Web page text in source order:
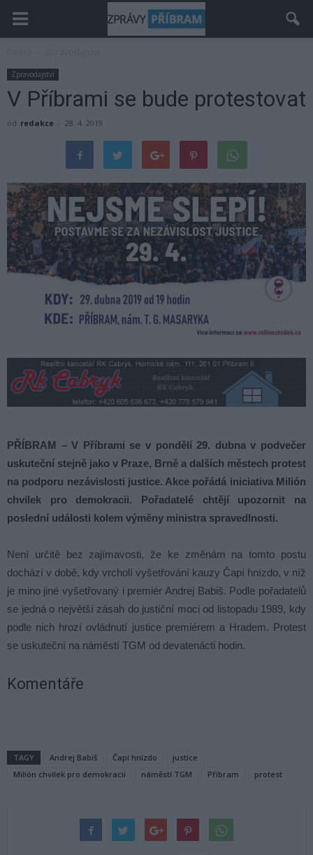
Zpravodajství
V Příbrami se bude protestovat
od redakce - 28. 4. 2019
PŘÍBRAM – V Příbrami se v pondělí 29. dubna v podvečer
uskuteční stejně jako v Praze, Brně a dalších městech protest
na podporu nezávislosti justice. Akce pořádá iniciativa Milión
chvilek pro demokracii. Pořadatelé chtějí upozornit na
poslední události kolem výměny ministra spravedlnosti.
Není určitě bez zajímavosti, že ke změnám na tomto postu
dochází v době, kdy vrcholí vyšetřování kauzy Čapí hnízdo, v níž
je mino jiné vyšetřovaný i premiér Andrej Babiš. Podle pořadatelů
se jedná o největší zásah do justiční moci od listopadu 1989, kdy
podle nich hrozí ovládnutí justice premiérem a Hradem. Protest
se uskuteční na náměstí TGM od devatenácti hodin.
Komentáře
TAGY Andrej Babiš Čapí hnízdo
justice
Milión chvilek pro demokracii
náměstí TGM Příbram protest